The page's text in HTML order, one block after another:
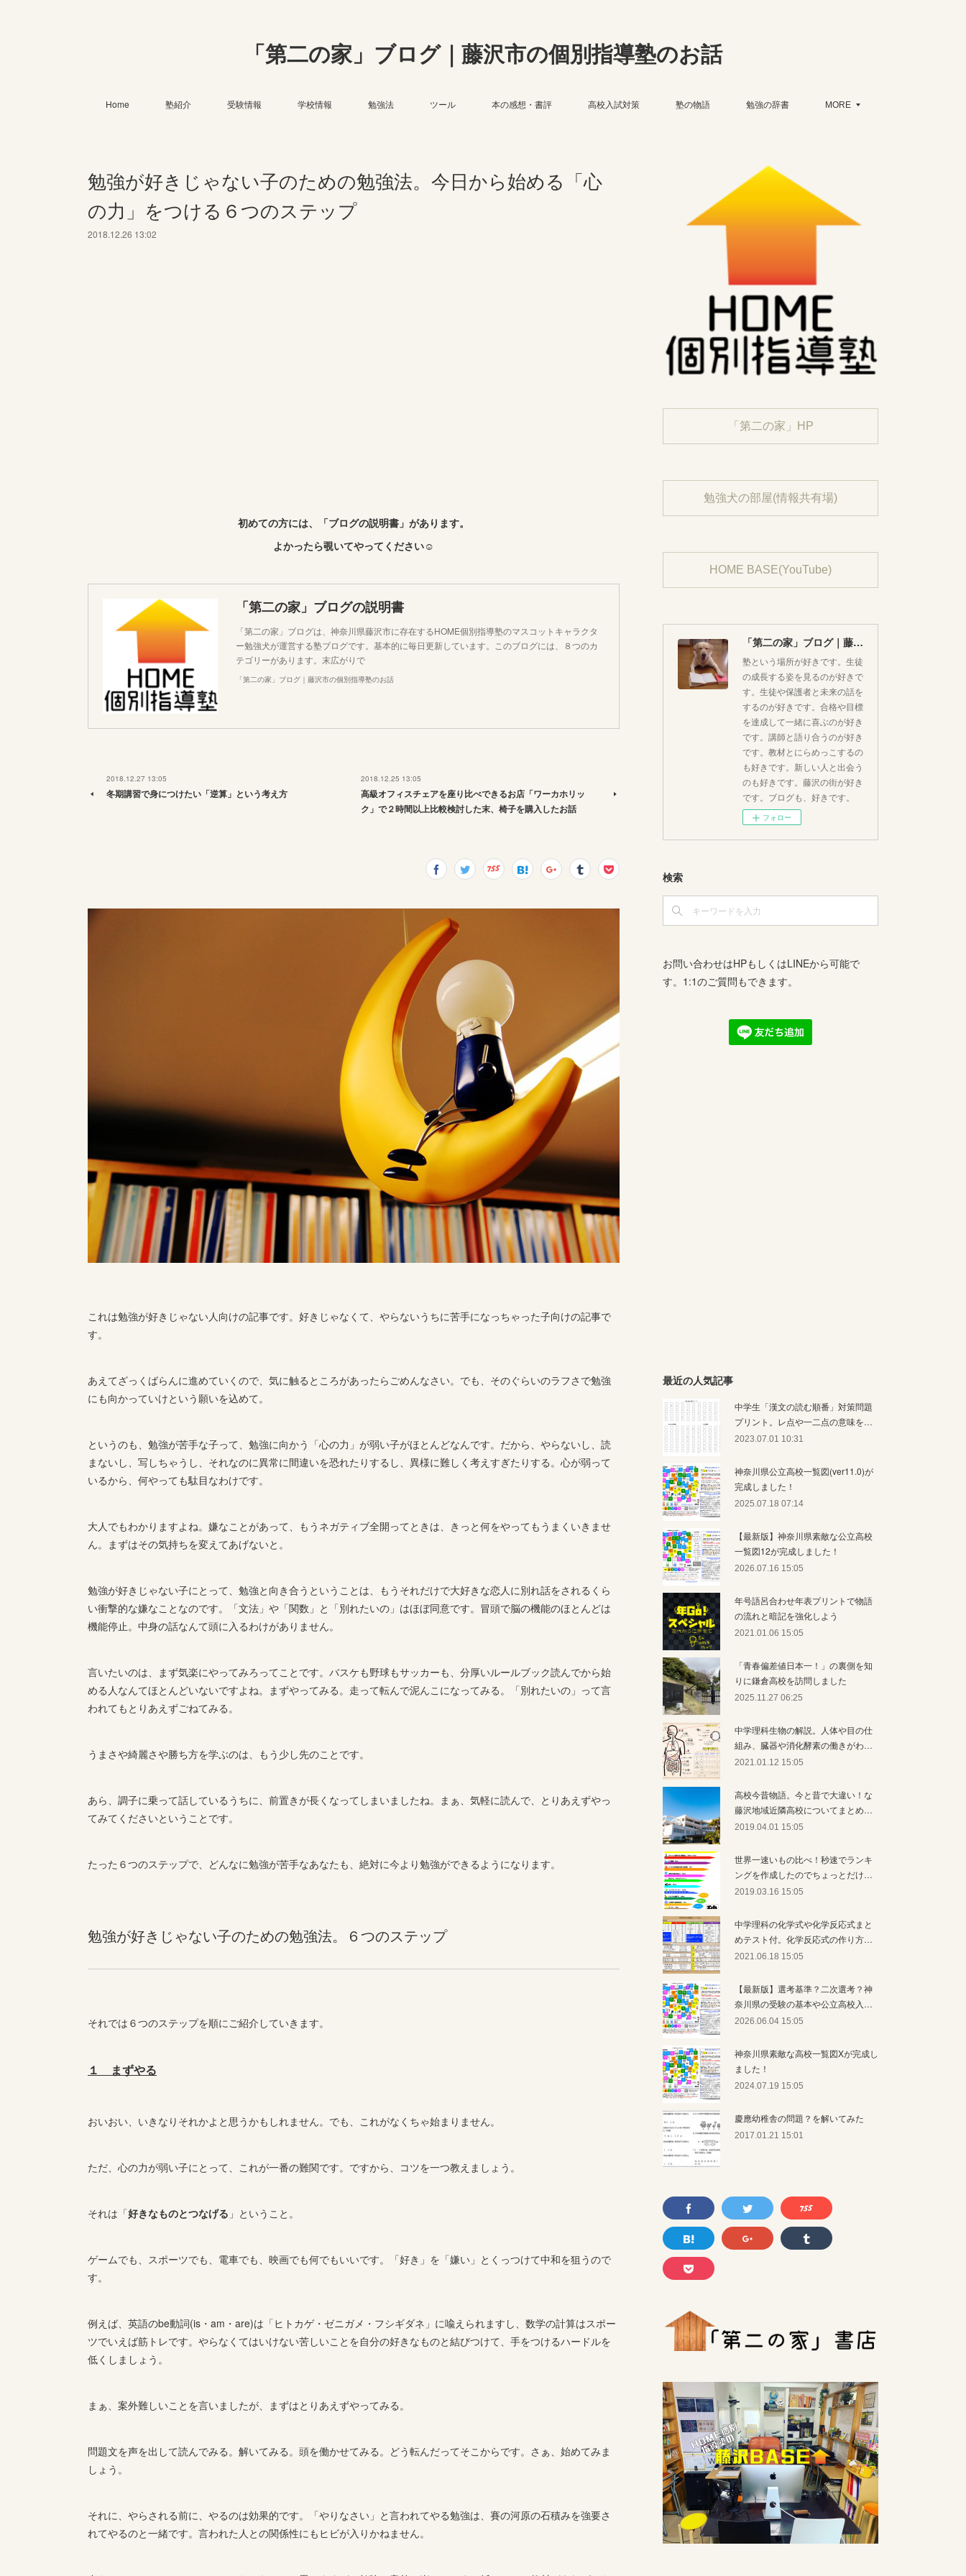
「第二の家」ブログ｜藤沢市の個別指導塾のお話
Home 塾紹介 受験情報 学校情報 勉強法 ツール 本の感想・書評 高校入試対策 塾の物語 勉強の辞書 MORE
勉強が好きじゃない子のための勉強法。今日から始める「心
の力」をつける６つのステップ
2018.12.26 13:02
初めての方には、「ブログの説明書」があります。
よかったら覗いてやってください☺︎
「第二の家」ブログの説明書
「第二の家」ブログは、神奈川県藤沢市に存在するHOME個別指導塾のマスコットキャラクタ
ー勉強犬が運営する塾ブログです。基本的に毎日更新しています。このブログには、８つのカ
テゴリーがあります。末広がりで
「第二の家」ブログ｜藤沢市の個別指導塾のお話
2018.12.27 13:05
冬期講習で身につけたい「逆算」という考え方
2018.12.25 13:05
高級オフィスチェアを座り比べできるお店「ワーカホリッ
ク」で２時間以上比較検討した末、椅子を購入したお話
これは勉強が好きじゃない人向けの記事です。好きじゃなくて、やらないうちに苦手になっちゃった子向けの記事で
す。
あえてざっくばらんに進めていくので、気に触るところがあったらごめんなさい。でも、そのぐらいのラフさで勉強
にも向かっていけという願いを込めて。
というのも、勉強が苦手な子って、勉強に向かう「心の力」が弱い子がほとんどなんです。だから、やらないし、読
まないし、写しちゃうし、それなのに異常に間違いを恐れたりするし、異様に難しく考えすぎたりする。心が弱って
いるから、何やっても駄目なわけです。
大人でもわかりますよね。嫌なことがあって、もうネガティブ全開ってときは、きっと何をやってもうまくいきませ
ん。まずはその気持ちを変えてあげないと。
勉強が好きじゃない子にとって、勉強と向き合うということは、もうそれだけで大好きな恋人に別れ話をされるくら
い衝撃的な嫌なことなのです。「文法」や「関数」と「別れたいの」はほぼ同意です。冒頭で脳の機能のほとんどは
機能停止。中身の話なんて頭に入るわけがありません。
言いたいのは、まず気楽にやってみろってことです。バスケも野球もサッカーも、分厚いルールブック読んでから始
める人なんてほとんどいないですよね。まずやってみる。走って転んで泥んこになってみる。「別れたいの」って言
われてもとりあえずごねてみる。
うまさや綺麗さや勝ち方を学ぶのは、もう少し先のことです。
あら、調子に乗って話しているうちに、前置きが長くなってしまいましたね。まぁ、気軽に読んで、とりあえずやっ
てみてくださいということです。
たった６つのステップで、どんなに勉強が苦手なあなたも、絶対に今より勉強ができるようになります。
勉強が好きじゃない子のための勉強法。６つのステップ
それでは６つのステップを順にご紹介していきます。
１ まずやる
おいおい、いきなりそれかよと思うかもしれません。でも、これがなくちゃ始まりません。
ただ、心の力が弱い子にとって、これが一番の難関です。ですから、コツを一つ教えましょう。
それは「好きなものとつなげる 」ということ。
ゲームでも、スポーツでも、電車でも、映画でも何でもいいです。「好き」を「嫌い」とくっつけて中和を狙うので
す。
例えば、英語のbe動詞(is・am・are)は「ヒトカゲ・ゼニガメ・フシギダネ」に喩えられますし、数学の計算はスポー
ツでいえば筋トレです。やらなくてはいけない苦しいことを自分の好きなものと結びつけて、手をつけるハードルを
低くしましょう。
まぁ、案外難しいことを言いましたが、まずはとりあえずやってみる。
問題文を声を出して読んでみる。解いてみる。頭を働かせてみる。どう転んだってそこからです。さぁ、始めてみま
しょう。
それに、やらされる前に、やるのは効果的です。「やりなさい」と言われてやる勉強は、賽の河原の石積みを強要さ
れてやるのと一緒です。言われた人との関係性にもヒビが入りかねません。
「第二の家」HP
勉強犬の部屋(情報共有場)
HOME BASE(YouTube)
「第二の家」ブログ｜藤沢市の個別指導塾のお話
塾という場所が好きです。生徒
の成長する姿を見るのが好きで
す。生徒や保護者と未来の話を
するのが好きです。合格や目標
を達成して一緒に喜ぶのが好き
です。講師と語り合うのが好き
です。教材とにらめっこするの
も好きです。新しい人と出会う
のも好きです。藤沢の街が好き
です。ブログも、好きです。
フォロー
検索
お問い合わせはHPもしくはLINEから可能で
す。1:1のご質問もできます。
最近の人気記事
中学生「漢文の読む順番」対策問題
プリント。レ点や一二点の意味を…
2023.07.01 10:31
神奈川県公立高校一覧図(ver11.0)が
完成しました！
2025.07.18 07:14
【最新版】神奈川県素敵な公立高校
一覧図12が完成しました！
2026.07.16 15:05
年号語呂合わせ年表プリントで物語
の流れと暗記を強化しよう
2021.01.06 15:05
「青春偏差値日本一！」の裏側を知
りに鎌倉高校を訪問しました
2025.11.27 06:25
中学理科生物の解説。人体や目の仕
組み、臓器や消化酵素の働きがわ…
2021.01.12 15:05
高校今昔物語。今と昔で大違い！な
藤沢地域近隣高校についてまとめ…
2019.04.01 15:05
世界一速いもの比べ！秒速でランキ
ングを作成したのでちょっとだけ…
2019.03.16 15:05
中学理科の化学式や化学反応式まと
めテスト付。化学反応式の作り方…
2021.06.18 15:05
【最新版】選考基準？二次選考？神
奈川県の受験の基本や公立高校入…
2026.06.04 15:05
神奈川県素敵な高校一覧図Xが完成し
ました！
2024.07.19 15:05
慶應幼稚舎の問題？を解いてみた
2017.01.21 15:01